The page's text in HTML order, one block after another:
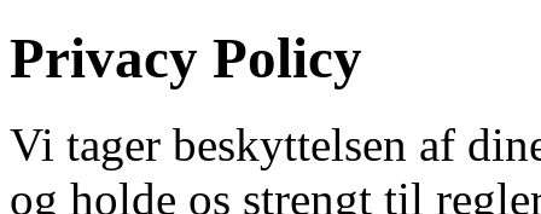
Privacy Policy
Vi tager beskyttelsen af
og holde os strengt til